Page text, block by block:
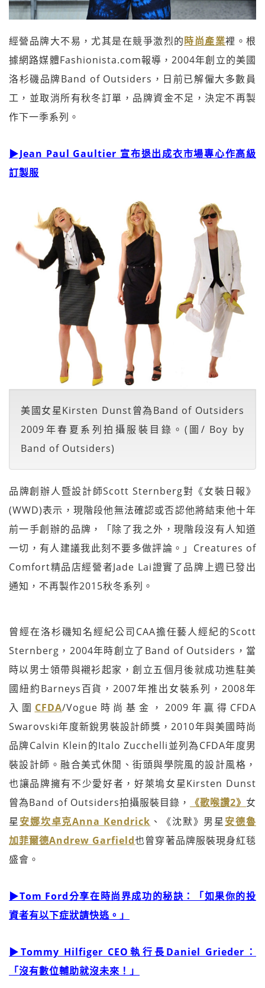
經營品牌大不易，尤其是在競爭激烈的時尚產業裡。根
據網路媒體Fashionista.com報導，2004年創立的美國
洛杉磯品牌Band of Outsiders，日前已解僱大多數員
工，並取消所有秋冬訂單，品牌資金不足，決定不再製
作下一季系列。
▶Jean Paul Gaultier 宣布退出成衣市場專心作高級
訂製服
美國女星Kirsten Dunst曾為Band of Outsiders
2009年春夏系列拍攝服裝目錄。(圖/ Boy by
Band of Outsiders)
品牌創辦人暨設計師Scott Sternberg對《女裝日報》
(WWD)表示，現階段他無法確認或否認他將結束他十年
前一手創辦的品牌，「除了我之外，現階段沒有人知道
一切，有人建議我此刻不要多做評論。」Creatures of
Comfort精品店經營者Jade Lai證實了品牌上週已發出
通知，不再製作2015秋冬系列。
曾經在洛杉磯知名經紀公司CAA擔任藝人經紀的Scott
Sternberg，2004年時創立了Band of Outsiders，當
時以男士領帶與襯衫起家，創立五個月後就成功進駐美
國紐約Barneys百貨，2007年推出女裝系列，2008年
入圍 CFDA/Vogue時尚基金，2009年贏得CFDA
Swarovski年度新銳男裝設計師獎，2010年與美國時尚
品牌Calvin Klein的Italo Zucchelli並列為CFDA年度男
裝設計師。融合美式休閒、街頭與學院風的設計風格，
也讓品牌擁有不少愛好者，好萊塢女星Kirsten Dunst
曾為Band of Outsiders拍攝服裝目錄，
《歌喉讚2》 女
星安娜坎卓克Anna Kendrick 、《沈默》男星安德魯
加菲爾德Andrew Garfield也曾穿著品牌服裝現身紅毯
盛會。
▶Tom Ford分享在時尚界成功的秘訣：「如果你的投
資者有以下症狀請快逃。」
▶Tommy Hilfiger CEO執行長Daniel Grieder：
「沒有數位輔助就沒未來！」